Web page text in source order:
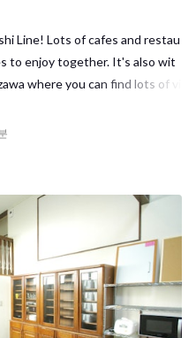
분에게 강추입니다! ※9월 16일
Line! Lots of cafes and restau
to enjoy together. It's also wit
where you can find lots of vi